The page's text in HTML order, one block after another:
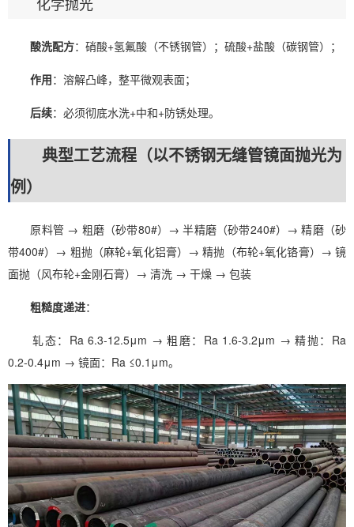
酸洗配方：硝酸+氢氟酸（不锈钢管）；硫酸+盐酸（碳钢管）；
作用：溶解凸峰，整平微观表面；
后续：必须彻底水洗+中和+防锈处理。
典型工艺流程（以不锈钢无缝管镜面抛光为
例）
原料管 → 粗磨（砂带80#）→ 半精磨（砂带240#）→ 精磨（砂
带400#）→ 粗抛（麻轮+氧化铝膏）→ 精抛（布轮+氧化铬膏）→ 镜
面抛（风布轮+金刚石膏）→ 清洗 → 干燥 → 包装
粗糙度递进：
轧态：Ra 6.3-12.5μm → 粗磨：Ra 1.6-3.2μm → 精抛：Ra
0.2-0.4μm → 镜面：Ra ≤0.1μm。